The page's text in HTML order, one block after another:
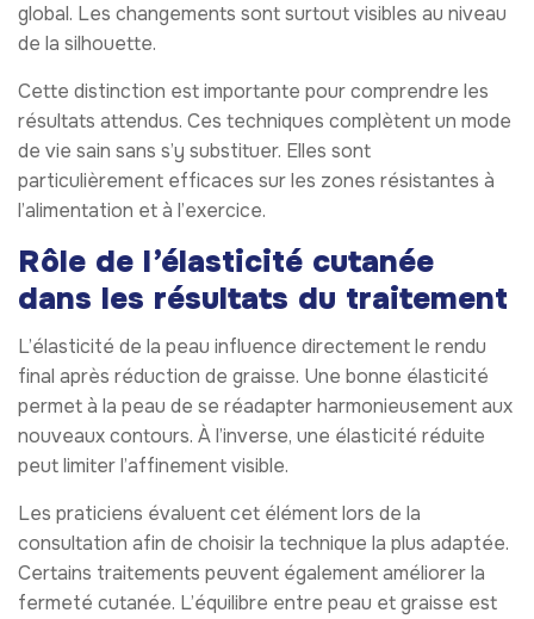
global. Les changements sont surtout visibles au niveau
de la silhouette.
Cette distinction est importante pour comprendre les
résultats attendus. Ces techniques complètent un mode
de vie sain sans s’y substituer. Elles sont
particulièrement efficaces sur les zones résistantes à
l’alimentation et à l’exercice.
Rôle de l’élasticité cutanée
dans les résultats du traitement
L’élasticité de la peau influence directement le rendu
final après réduction de graisse. Une bonne élasticité
permet à la peau de se réadapter harmonieusement aux
nouveaux contours. À l’inverse, une élasticité réduite
peut limiter l’affinement visible.
Les praticiens évaluent cet élément lors de la
consultation afin de choisir la technique la plus adaptée.
Certains traitements peuvent également améliorer la
fermeté cutanée. L’équilibre entre peau et graisse est